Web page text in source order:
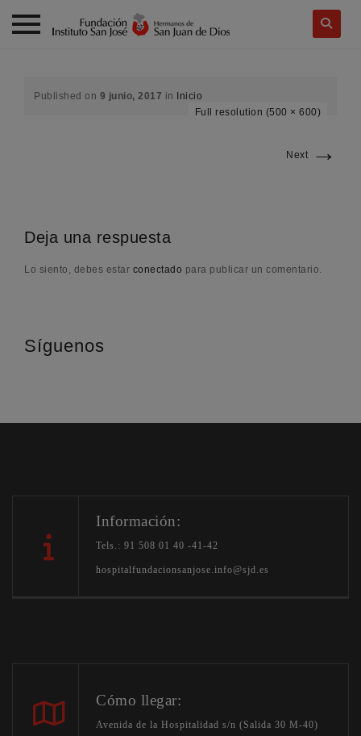
Published on 9 junio, 2017 in
Inicio
Full resolution (500 × 600)
Next →
Deja una respuesta
Lo siento, debes estar conectado para publicar un comentario.
Síguenos
Información:
Tels.: 91 508 01 40 -41-42
hospitalfundacionsanjose.info@sjd.es
Cómo llegar:
Avenida de la Hospitalidad s/n (Salida 30 M-40)